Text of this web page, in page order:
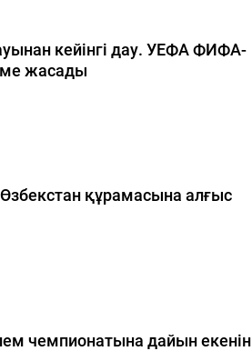
кейінгі дау. УЕФА ФИФА-
жасады
құрамасына алғыс
чемпионатына дайын екенін